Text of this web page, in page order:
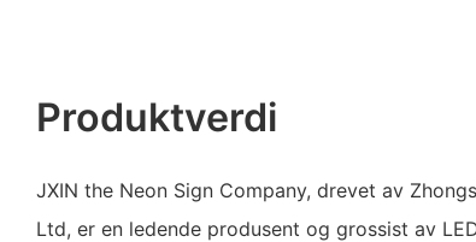
Produktverdi
JXIN the Neon Sign Company, drevet av
Ltd, er en ledende produsent og grossist av